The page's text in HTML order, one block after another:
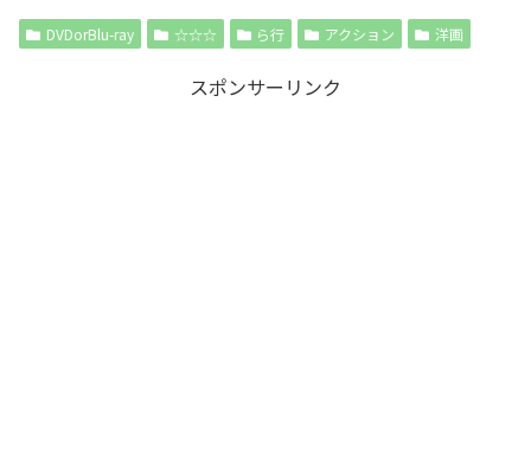
DVDorBlu-ray ☆☆☆ ら行 アクション 洋画
スポンサーリンク